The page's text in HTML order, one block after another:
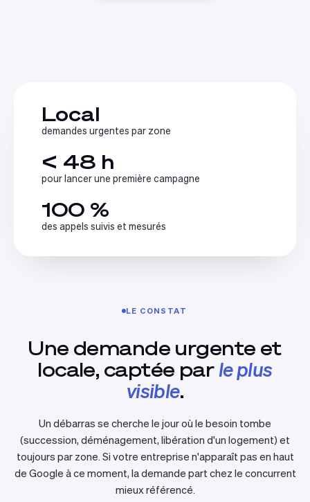
Local
demandes urgentes par zone
< 48 h
pour lancer une première campagne
100 %
des appels suivis et mesurés
LE CONSTAT
Une demande urgente et
locale, captée par le plus
visible.
Un débarras se cherche le jour où le besoin tombe
(succession, déménagement, libération d'un logement) et
toujours par zone. Si votre entreprise n'apparaît pas en haut
de Google à ce moment, la demande part chez le concurrent
mieux référencé.